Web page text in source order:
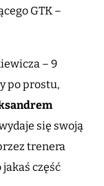
GTK –
– 9
po prostu,
się swoją
trenera
jakaś część